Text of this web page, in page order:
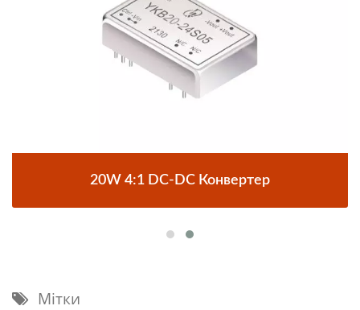
20W 4:1 DC-DC Конвертер
Мітки